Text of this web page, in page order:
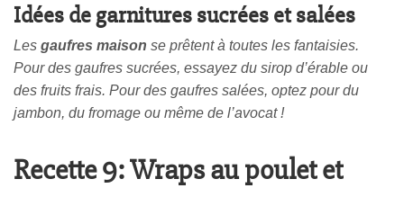
Idées de garnitures sucrées et salées
Les gaufres maison se prêtent à toutes les fantaisies.
Pour des gaufres sucrées, essayez du sirop d’érable ou
des fruits frais. Pour des gaufres salées, optez pour du
jambon, du fromage ou même de l’avocat !
Recette 9: Wraps au poulet et